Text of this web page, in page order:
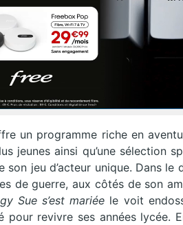
un programme riche en
jeunes ainsi qu’une sélection
son jeu d’acteur unique. Dans le
de guerre, aux côtés de son
Sue s’est mariée le voit
pour revivre ses années lycée.